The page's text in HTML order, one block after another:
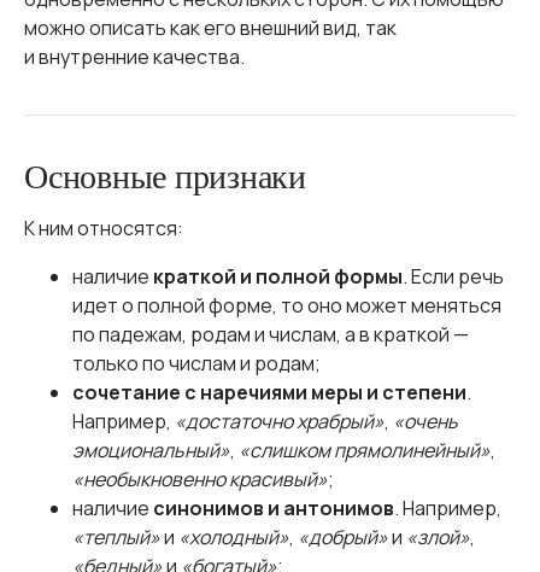
можно описать как его внешний вид, так
и внутренние качества.
Основные признаки
К ним относятся:
наличие краткой и полной формы. Если речь
идет о полной форме, то оно может меняться
по падежам, родам и числам, а в краткой —
только по числам и родам;
сочетание с наречиями меры и степени.
Например, «достаточно храбрый», «очень
эмоциональный», «слишком прямолинейный»,
«необыкновенно красивый»;
наличие синонимов и антонимов. Например,
«теплый»и «холодный», «добрый»и «злой»,
«бедный»и «богатый»;